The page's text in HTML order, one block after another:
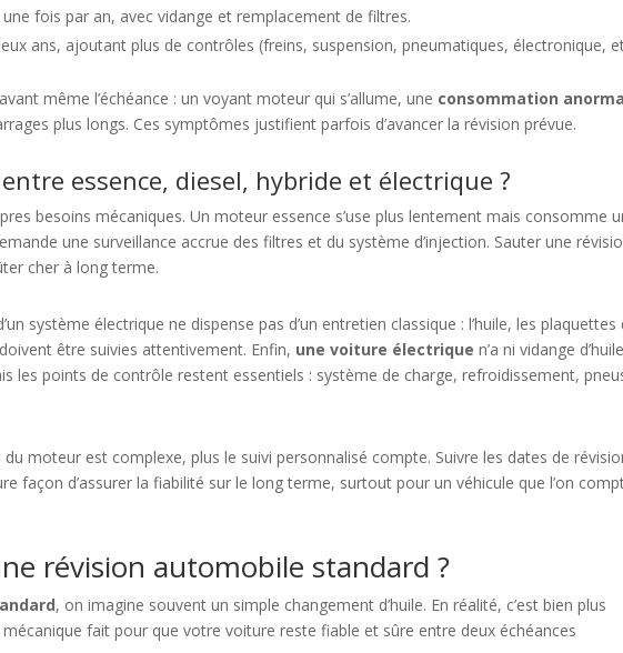
fois par an, avec vidange et remplacement de filtres.
ans, ajoutant plus de contrôles (freins, suspension, pneumatiques, électronique,
même l’échéance : un voyant moteur qui s’allume, une consommation
plus longs. Ces symptômes justifient parfois d’avancer la révision prévue.
essence, diesel, hybride et électrique ?
besoins mécaniques. Un moteur essence s’use plus lentement mais consomme
une surveillance accrue des filtres et du système d’injection. Sauter une
cher à long terme.
système électrique ne dispense pas d’un entretien classique : l’huile, les plaquettes
être suivies attentivement. Enfin, une voiture électrique n’a ni vidange
les points de contrôle restent essentiels : système de charge, refroidissement,
moteur est complexe, plus le suivi personnalisé compte. Suivre les dates de
façon d’assurer la fiabilité sur le long terme, surtout pour un véhicule que l’on
révision automobile standard ?
, on imagine souvent un simple changement d’huile. En réalité, c’est bien plus
mécanique fait pour que votre voiture reste fiable et sûre entre deux échéances